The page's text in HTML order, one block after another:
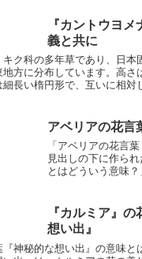
、トロイア戦争で活躍した
伝えられています。アキレ
。アキレアには、止血
口の治療や炎症の緩和など
は、健胃作用、利尿作用、
やむくみ、風邪などの治療
として飲用することができ
クス効果や安眠効果がある
『カントウヨ
義と共に
キク科の多年草であり、日本
方に分布しています。高さ
長い楕円形で、互いに相対
とされています。また、関
もあります。
アベリアの花言
「アベリアの花言
見出しの下に作ら
とはどういう意味
したりせず、常に
謙虚さは、美徳と
れるものです。アベ
虚なことから、謙
『カルミア』
想い出』
神秘的な想い出』の意味と